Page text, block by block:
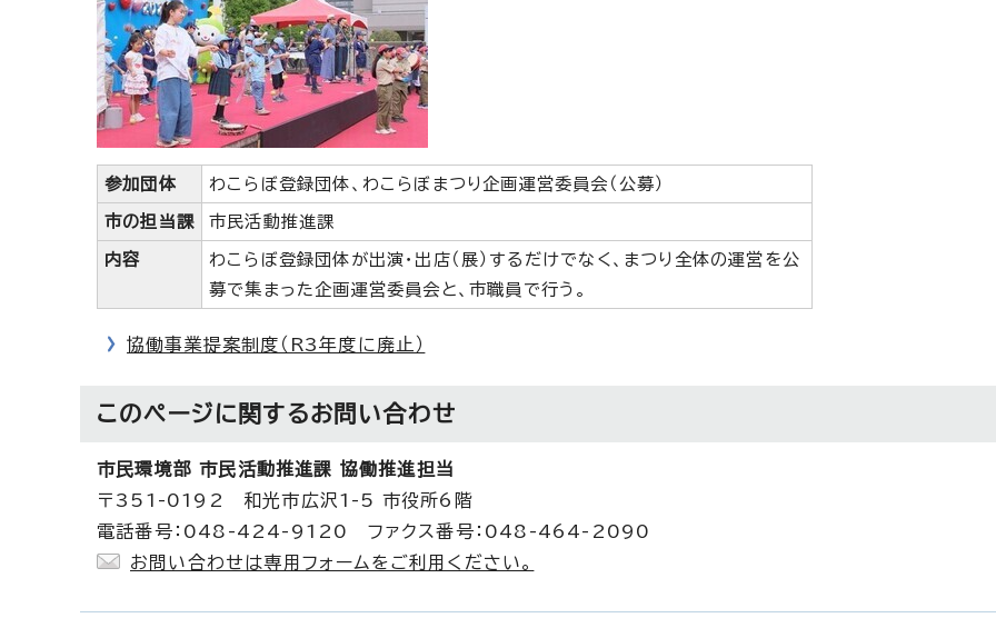
参加団体 わこらぼ登録団体、わこらぼまつり企画運営委員会（公募）
市の担当課 市民活動推進課
内容
わこらぼ登録団体が出演・出店（展）するだけでなく、まつり全体の運営を公
募で集まった企画運営委員会と、市職員で行う。
協働事業提案制度（R3年度に廃止）
このページに関するお問い合わせ
市民環境部 市民活動推進課 協働推進担当
〒351-0192 和光市広沢1-5 市役所6階
電話番号：048-424-9120 ファクス番号：048-464-2090
お問い合わせは専用フォームをご利用ください。